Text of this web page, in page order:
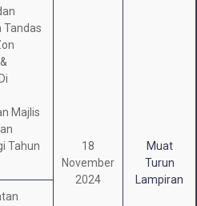
18
November
2024
Muat
Turun
Lampiran
Tandas
Majlis
Tahun